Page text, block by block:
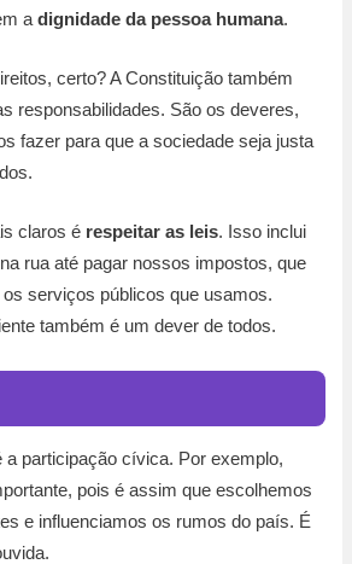
adignidade da pessoa humana.
certo? A Constituição também
responsabilidades. São os deveres,
fazer para que a sociedade seja justa
claros é respeitar as leis. Isso inclui
rua até pagar nossos impostos, que
serviços públicos que usamos.
também é um dever de todos.
a participação cívica. Por exemplo,
pois é assim que escolhemos
e influenciamos os rumos do país. É